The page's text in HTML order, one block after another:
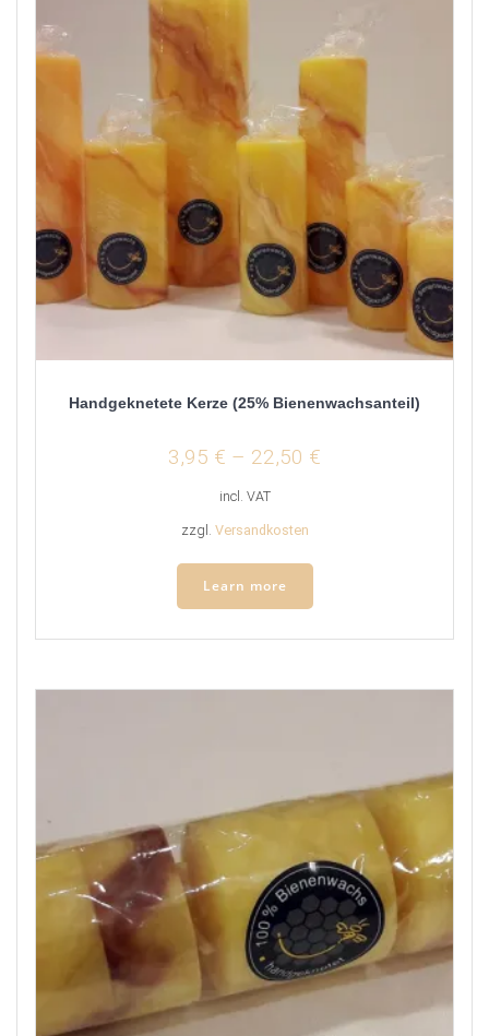
Handgeknetete Kerze (25% Bienenwachsanteil)
3,95 € – 22,50 €
incl. VAT
zzgl. Versandkosten
Learn more